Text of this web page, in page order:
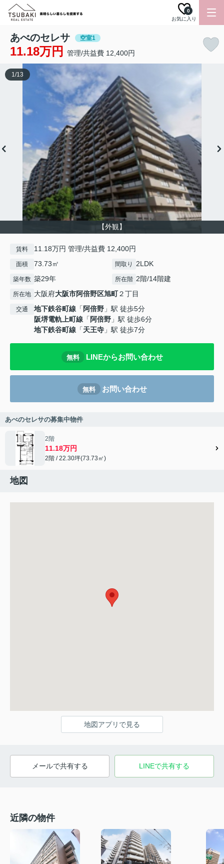
お気に入り
0
あべのセレサ 空室1
11.18万円 管理/共益費 12,400円
【外観】
1/13
賃料 11.18万円 管理/共益費 12,400円
面積 73.73㎡ 間取り 2LDK
築年数 築29年 所在階 2階/14階建
所在地 大阪府大阪市阿倍野区旭町２丁目
交通 地下鉄谷町線 「 阿倍野 」駅 徒歩5分
阪堺電軌上町線 「 阿倍野 」駅 徒歩6分
地下鉄谷町線 「天王寺 」駅 徒歩7分
無料 LINEからお問い合わせ
無料 お問い合わせ
あべのセレサの募集中物件
2階
11.18万円
2階 / 22.30坪(73.73㎡)
地図
地図アプリで見る
メールで共有する LINEで共有する
近隣の物件